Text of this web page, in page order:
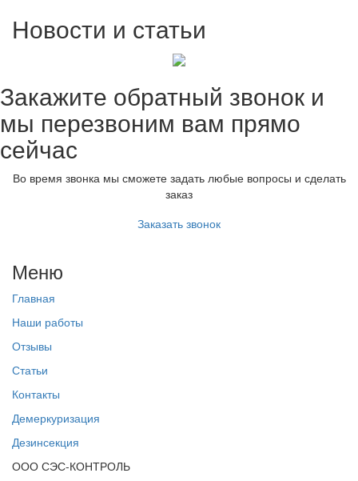
Новости и статьи
Закажите обратный звонок и
мы перезвоним вам прямо
сейчас
Во время звонка мы сможете задать любые вопросы и сделать
заказ
Заказать звонок
Меню
Главная
Наши работы
Отзывы
Статьи
Контакты
Демеркуризация
Дезинсекция
ООО СЭС-КОНТРОЛЬ